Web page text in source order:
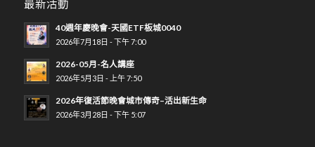
最新活動
40週年慶晚會-天國ETF板城0040
2026年7月18日 - 下午 7:00
2026-05月-名人講座
2026年5月3日 - 上午 7:50
2026年復活節晚會城市傳奇–活出新生命
2026年3月28日 - 下午 5:07